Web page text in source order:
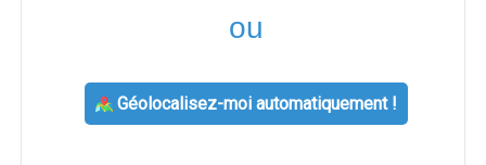
ou
Géolocalisez-moi automatiquement !